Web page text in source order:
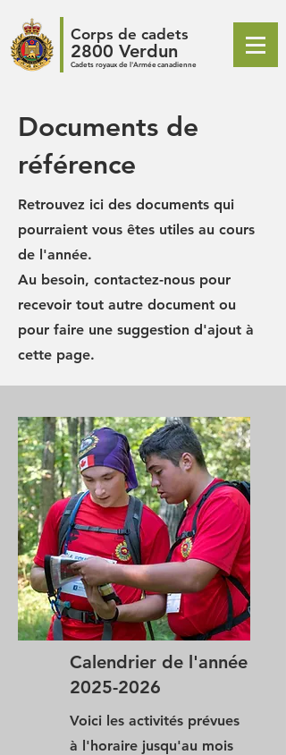
Corps de cadets
2800 Verdun
Cadets royaux de l'Armée canadienne
Documents de
référence
Retrouvez ici des documents qui
pourraient vous êtes utiles au cours
de l'année.
Au besoin, contactez-nous pour
recevoir tout autre document ou
pour faire une suggestion d'ajout à
cette page.
Calendrier de l'année
2025-2026
Voici les activités prévues
à l'horaire jusqu'au mois